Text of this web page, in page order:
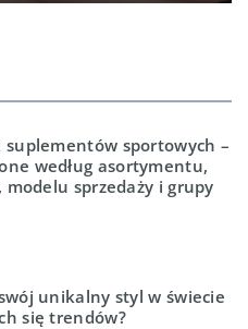
suplementów sportowych –
według asortymentu,
modelu sprzedaży i grupy
unikalny styl w świecie
się trendów?